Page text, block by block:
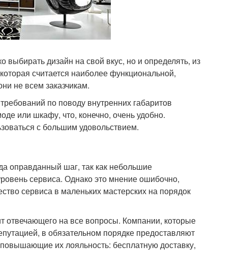
выбирать дизайн на свой вкус, но и определять, из
считается наиболее функциональной,
не всем заказчикам.
по поводу внутренних габаритов
или шкафу, что, конечно, очень удобно.
с большим удовольствием.
оправданный шаг, так как небольшие
сервиса. Однако это мнение ошибочно,
сервиса в маленьких мастерских на порядок
на все вопросы. Компании, которые
в обязательном порядке предоставляют
их лояльность: бесплатную доставку,